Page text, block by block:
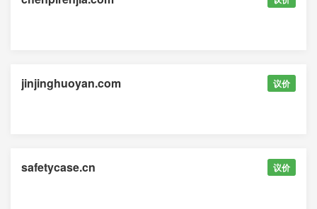
jinjinghuoyan.com 议价
safetycase.cn 议价